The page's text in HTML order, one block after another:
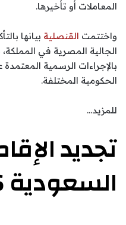
المعاملات أو تأخيرها.
واختتمت القنصلية بيانها
الجالية المصرية في
بالإجراءات الرسمية
الحكومية المختلفة.
للمزيد…
تجديد
السعودية 2026